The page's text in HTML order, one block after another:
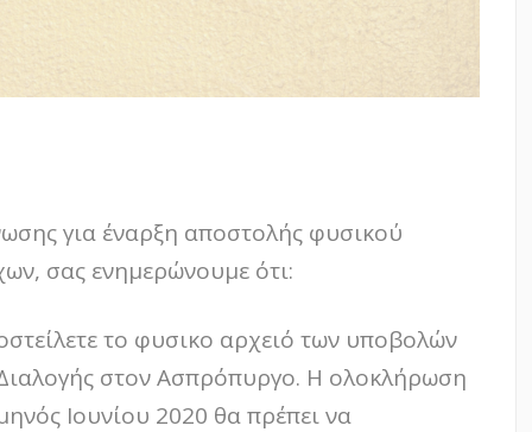
για έναρξη αποστολής φυσικού
σας ενημερώνουμε ότι:
το φυσικο αρχειό των υποβολών
στον Ασπρόπυργο. Η ολοκλήρωση
Ιουνίου 2020 θα πρέπει να